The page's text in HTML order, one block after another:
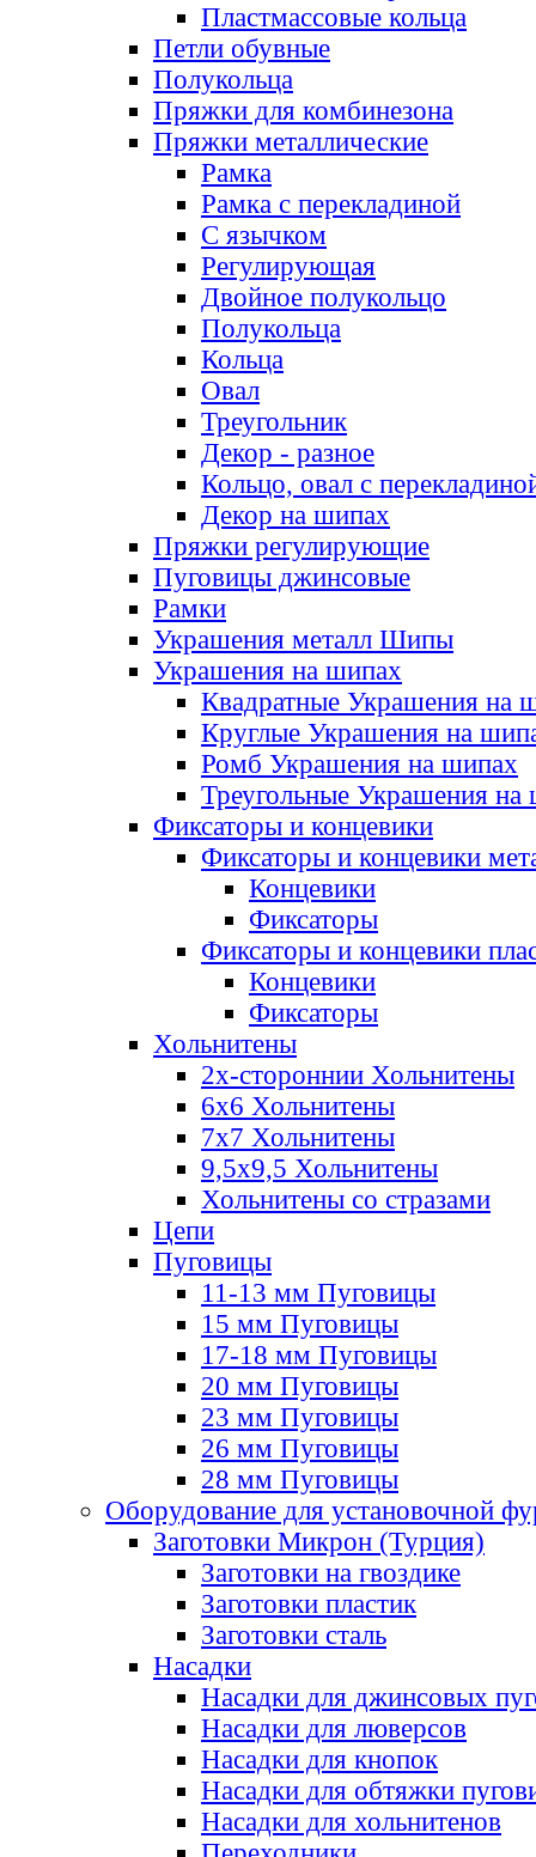
Пластмассовые кольца
Петли обувные
Полукольца
Пряжки для комбинезона
Пряжки металлические
Рамка
Рамка с перекладиной
С язычком
Регулирующая
Двойное полукольцо
Полукольца
Кольца
Овал
Треугольник
Декор - разное
Кольцо, овал с
Декор на шипах
Пряжки регулирующие
Пуговицы джинсовые
Рамки
Украшения металл Шипы
Украшения на шипах
Квадратные Украшения на
Круглые Украшения на
Ромб Украшения на шипах
Треугольные Украшения на
Фиксаторы и концевики
Фиксаторы и концевики
Концевики
Фиксаторы
Фиксаторы и концевики
Концевики
Фиксаторы
Хольнитены
2х-стороннии Хольнитены
6х6 Хольнитены
7х7 Хольнитены
9,5х9,5 Хольнитены
Хольнитены со стразами
Цепи
Пуговицы
11-13 мм Пуговицы
15 мм Пуговицы
17-18 мм Пуговицы
20 мм Пуговицы
23 мм Пуговицы
26 мм Пуговицы
28 мм Пуговицы
Оборудование для установочной
Заготовки Микрон (Турция)
Заготовки на гвоздике
Заготовки пластик
Заготовки сталь
Насадки
Насадки для джинсовых
Насадки для люверсов
Насадки для кнопок
Насадки для обтяжки
Насадки для хольнитенов